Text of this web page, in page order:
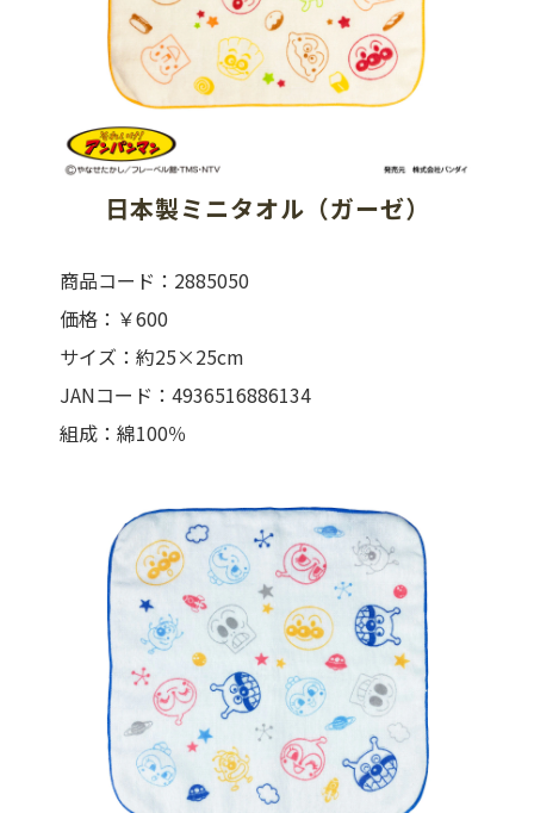
日本製ミニタオル（ガーゼ）
商品コード：2885050
価格：￥600
サイズ：約25×25cm
JANコード：4936516886134
組成：綿100％